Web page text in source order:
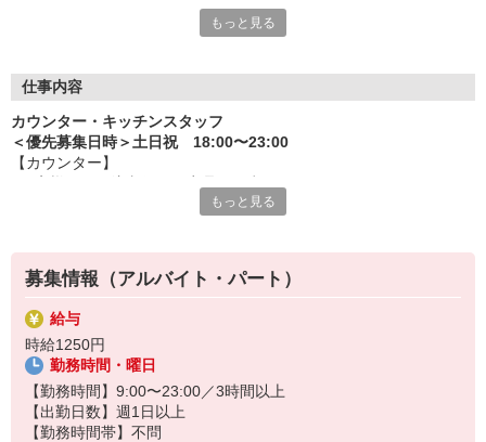
みんなから「働きやすい！」という声が上がっています♪
＜ 未経験でも心配ナシ ＞
先輩によるレクチャーもあるので、
久しぶりのお仕事のパートさんや初アルバイトの学生さんも安心
です♪
オトクな従業員割引があるのも必見！まずは気軽にご応募を☆
もっと見る
仕事内容
カウンター・キッチンスタッフ
＜優先募集日時＞土日祝 18:00〜23:00
【カウンター】
【キッチン】 ※対面や接客はなし！
■チキンの調理
こだわりの詰まったKFCのチキンをつくるお仕事です。
ひとつひとつ丁寧に粉をまぶして揚げる作業をお任せします。
カンタンな作業なので初めての方もスグに覚えられますし、
作業については丁寧に教えるから心配はいりません
もっと見る
募集情報（アルバイト・パート）
給与
時給1250円
勤務時間・曜日
【勤務時間】9:00〜23:00／3時間以上
【出勤日数】週1日以上
【勤務時間帯】不問